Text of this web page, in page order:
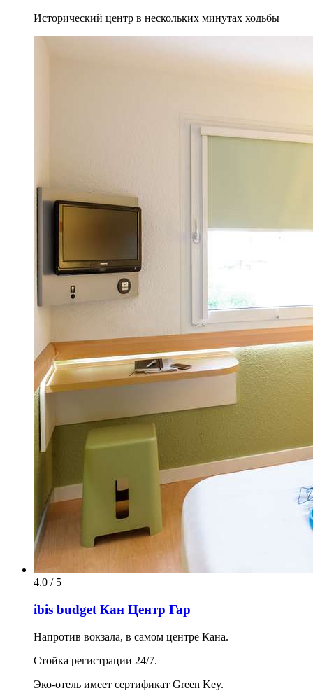
Исторический центр в нескольких минутах ходьбы
4.0 / 5
ibis budget Кан Центр Гар
Напротив вокзала, в самом центре Кана.
Стойка регистрации 24/7.
Эко-отель имеет сертификат Green Key.